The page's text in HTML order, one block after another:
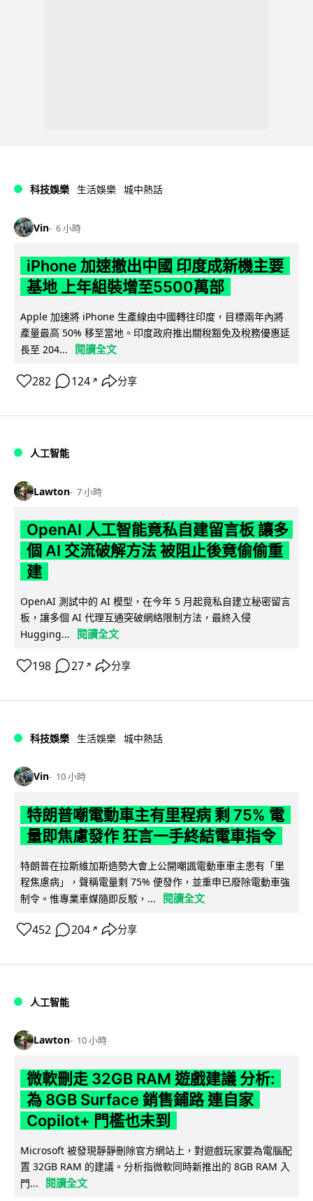
科技娛樂 生活娛樂 城中熱話
Vin 6 小時
iPhone 加速撤出中國 印度成新機主要
基地 上年組裝增至5500萬部
Apple 加速將 iPhone 生產線由中國轉往印度，目標兩年內將
產量最高 50% 移至當地。印度政府推出關稅豁免及稅務優惠延
長至 204...
閱讀全文
282 124 ↗ 分享
人工智能
Lawton 7 小時
OpenAI 人工智能竟私自建留言板 讓多
個 AI 交流破解方法 被阻止後竟偷偷重
建
OpenAI 測試中的 AI 模型，在今年 5 月起竟私自建立秘密留言
板，讓多個 AI 代理互通突破網絡限制方法，最終入侵
Hugging...
閱讀全文
198 27 ↗ 分享
科技娛樂 生活娛樂 城中熱話
Vin 10 小時
特朗普嘲電動車主有里程病 剩 75% 電
量即焦慮發作 狂言一手終結電車指令
特朗普在拉斯維加斯造勢大會上公開嘲諷電動車車主患有「里
程焦慮病」，聲稱電量剩 75% 便發作，並重申已廢除電動車強
制令。惟專業車媒隨即反駁，...
閱讀全文
452 204 ↗ 分享
人工智能
Lawton 10 小時
微軟刪走 32GB RAM 遊戲建議 分析:
為 8GB Surface 銷售鋪路 連自家
Copilot+ 門檻也未到
Microsoft 被發現靜靜刪除官方網站上，對遊戲玩家要為電腦配
置 32GB RAM 的建議。分析指微軟同時新推出的 8GB RAM 入
門...
閱讀全文